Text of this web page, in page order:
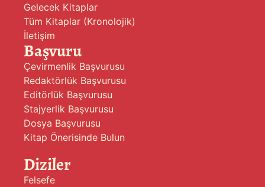
Gelecek Kitaplar
Tüm Kitaplar (Kronolojik)
İletişim
Başvuru
Çevirmenlik Başvurusu
Redaktörlük Başvurusu
Editörlük Başvurusu
Stajyerlik Başvurusu
Dosya Başvurusu
Kitap Önerisinde Bulun
Diziler
Felsefe